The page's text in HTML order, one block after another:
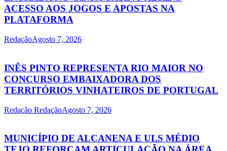
ACESSO AOS JOGOS E APOSTAS NA
PLATAFORMA
RedaçãoAgosto 7, 2026
INÊS PINTO REPRESENTA RIO MAIOR NO
CONCURSO EMBAIXADORA DOS
TERRITÓRIOS VINHATEIROS DE PORTUGAL
Redação RedaçãoAgosto 7, 2026
MUNICÍPIO DE ALCANENA E ULS MÉDIO